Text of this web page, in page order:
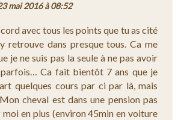
mai 2016 à 08:52
avec tous les points que tu as cité
retrouve dans presque tous. Ca me
je ne suis pas la seule à ne pas avoir
Ca fait bientôt 7 ans que je
quelques cours par ci par là, mais
cheval est dans une pension pas
en plus (environ 45min en voiture